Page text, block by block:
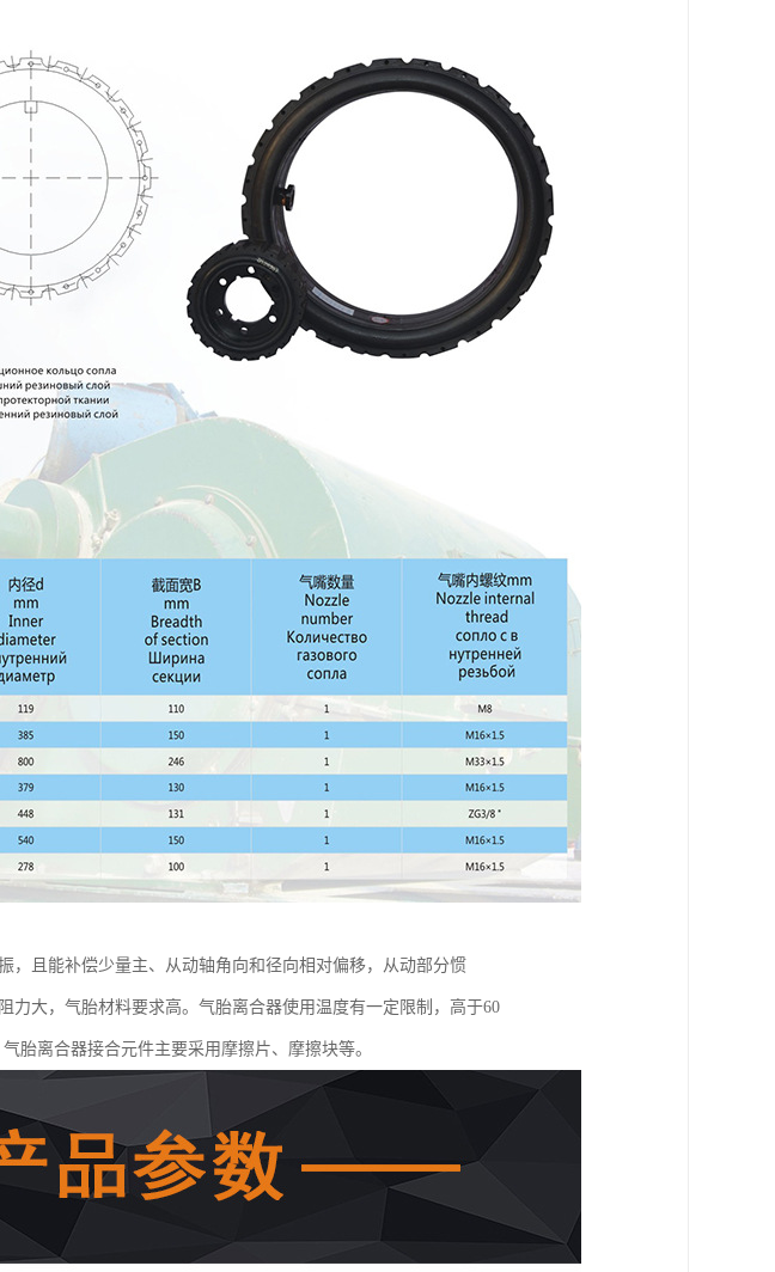
，且能补偿少量主、从动轴角向和径向相对偏移，从动部分惯
力大，气胎材料要求高。气胎离合器使用温度有一定限制，高于60
胎离合器接合元件主要采用摩擦片、摩擦块等。